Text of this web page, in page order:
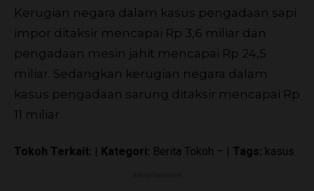
Kerugian negara dalam kasus pengadaan sapi
impor ditaksir mencapai Rp 3,6 miliar dan
pengadaan mesin jahit mencapai Rp 24,5
miliar. Sedangkan kerugian negara dalam
kasus pengadaan sarung ditaksir mencapai Rp
11 miliar.
Tokoh Terkait: | Kategori: Berita Tokoh – | Tags: kasus